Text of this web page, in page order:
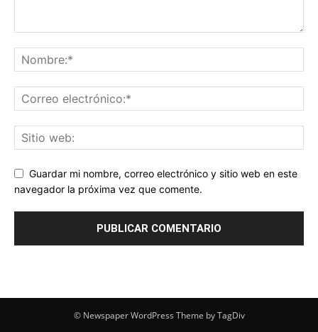
Guardar mi nombre, correo electrónico y sitio web en este
navegador la próxima vez que comente.
© Newspaper WordPress Theme by TagDiv